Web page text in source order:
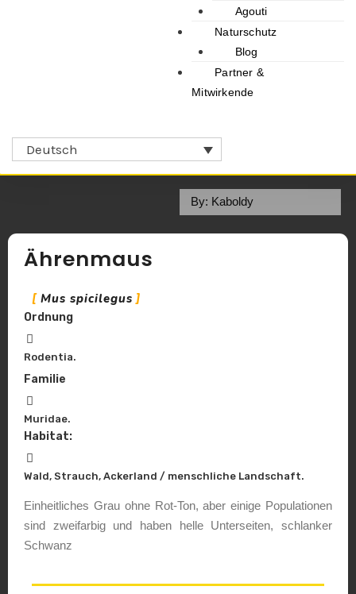
Agouti
Naturschutz
Blog
Partner &
Mitwirkende
Deutsch
Ährenmaus
Mus spicilegus
Ordnung
Rodentia.
Familie
Muridae.
Habitat:
Wald, Strauch, Ackerland / menschliche Landschaft.
Einheitliches Grau ohne Rot-Ton, aber einige Populationen
sind zweifarbig und haben helle Unterseiten, schlanker
Schwanz
By: Kaboldy